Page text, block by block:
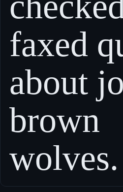
faxed
about
brown
wolves.